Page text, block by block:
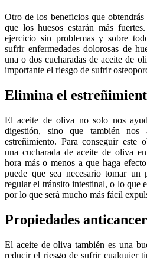
Otro de los beneficios que
que los huesos estarán más
ejercicio sin problemas y sobre
sufrir enfermedades dolorosas de
una o dos cucharadas de aceite de
importante el riesgo de sufrir
Elimina el
El aceite de oliva no solo nos
digestión, sino que también
estreñimiento. Para conseguir este
una cucharada de aceite de oliva
hora más o menos a que haga
puede que sea necesario tomar
regular el tránsito intestinal, o lo que
por lo que será mucho más fácil
Propiedades
El aceite de oliva también es una
reducir el riesgo de sufrir cualquier